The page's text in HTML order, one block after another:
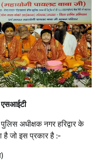
एसआईटी
पुलिस अधीक्षक नगर हरिद्वार के
है जो इस प्रकार है :-